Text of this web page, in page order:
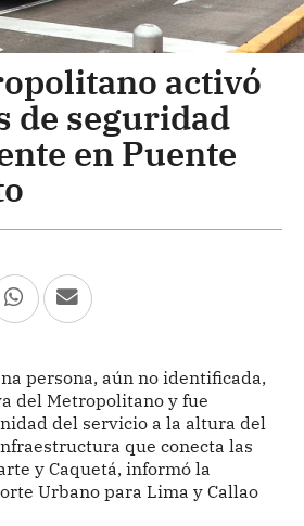
activó
de seguridad
en Puente
persona, aún no identificada,
del Metropolitano y fue
del servicio a la altura del
que conecta las
y Caquetá, informó la
Urbano para Lima y Callao